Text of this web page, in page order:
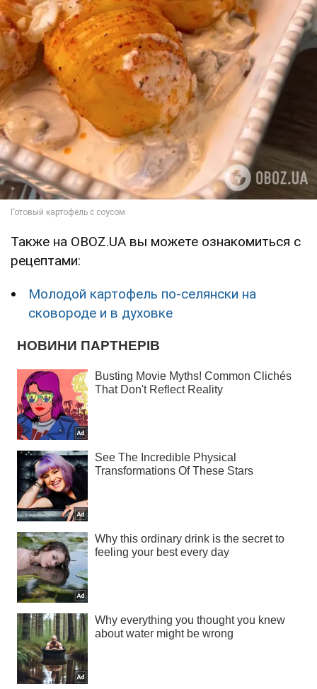
Также на OBOZ.UA вы можете ознакомиться с
рецептами:
Молодой картофель по-селянски на
сковороде и в духовке